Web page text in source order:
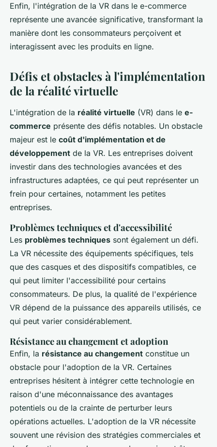
Enfin, l'intégration de la VR dans le e-commerce
représente une avancée significative, transformant la
manière dont les consommateurs perçoivent et
interagissent avec les produits en ligne.
Défis et obstacles à l'implémentation
de la réalité virtuelle
L'intégration de la réalité virtuelle (VR) dans le e-
commerce présente des défis notables. Un obstacle
majeur est le coût d'implémentation et de
développement de la VR. Les entreprises doivent
investir dans des technologies avancées et des
infrastructures adaptées, ce qui peut représenter un
frein pour certaines, notamment les petites
entreprises.
Problèmes techniques et d'accessibilité
Les problèmes techniques sont également un défi.
La VR nécessite des équipements spécifiques, tels
que des casques et des dispositifs compatibles, ce
qui peut limiter l'accessibilité pour certains
consommateurs. De plus, la qualité de l'expérience
VR dépend de la puissance des appareils utilisés, ce
qui peut varier considérablement.
Résistance au changement et adoption
Enfin, la résistance au changement constitue un
obstacle pour l'adoption de la VR. Certaines
entreprises hésitent à intégrer cette technologie en
raison d'une méconnaissance des avantages
potentiels ou de la crainte de perturber leurs
opérations actuelles. L'adoption de la VR nécessite
souvent une révision des stratégies commerciales et